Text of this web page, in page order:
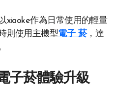
xiaoke作為日常使用的輕量
則使用主機型電子 菸，達
子菸體驗升級